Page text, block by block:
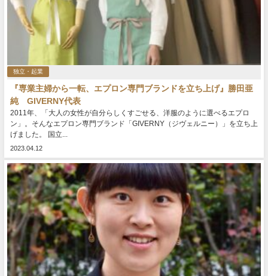
独立・起業
『専業主婦から一転、エプロン専門ブランドを立ち上げ』勝田亜
純 GIVERNY代表
2011年、「大人の女性が自分らしくすごせる、洋服のように選べるエプロ
ン」。そんなエプロン専門ブランド「GIVERNY（ジヴェルニー）」を立ち上
げました。 国立...
2023.04.12